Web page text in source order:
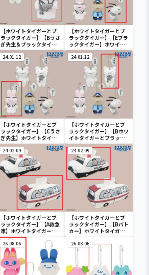
【ホワイトタイガーとブ
ラックタイガー】【Bうさ
ぎ先生＆ブラックタイガ
ー】ホワイトタイガーと
ブラックタイガー ぬいぐ
【ホワイトタイガーとブ
ラックタイガー】【Eブラ
ックタイガー】ホワイト
タイガーとブラックタイ
ガー セリフ付きぬいぐる
24.01.12
【ホワイトタイガーとブ
ラックタイガー】【Cうさ
ぎ先生】ホワイトタイガ
ーとブラックタイガー セ
リフ付きぬいぐるみ
24.01.12
【ホワイトタイガーとブ
ラックタイガー】【Bホワ
イトタイガーとブラック
タイガー】ホワイトタイ
ガーとブラックタイガー
セリフ付きぬいぐるみ
24.02.09
【ホワイトタイガーとブ
ラックタイガー】【A救急
車】ホワイトタイガーと
ブラックタイガー 救急車
&パトカー型ティッシュ
BOXカバー
24.02.09
【ホワイトタイガーとブ
ラックタイガー】【Bパト
カー】ホワイトタイガー
車&パトカー型ティッシ
ュBOXカバー
26.08.06 26.08.06